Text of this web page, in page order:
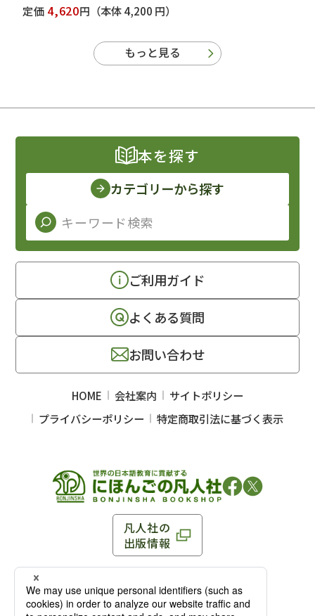
定価 4,620円 （本体 4,200 円）
もっと見る
凡人社の
出版情報
〒102-0093 東京都千代田区平河町 1-3-13 8F
TEL：03-3263-3959／FAX：03-3263-3116
本を探す
カテゴリーから探す
ご利用ガイド
よくある質問
お問い合わせ
HOME 会社案内
サイトポリシー
プライバシーポリシー
特定商取引法に基づく表示